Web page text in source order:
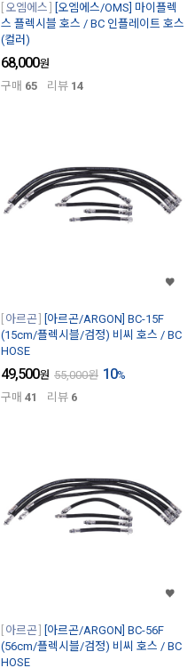
오엠에스
[오엠에스/OMS] 마이플렉
스 플렉시블 호스 / BC 인플레이트 호스
(컬러)
68,000원
구매 65 리뷰 14
아르곤
[아르곤/ARGON] BC-15F
(15cm/플렉시블/검정) 비씨 호스 / BC
HOSE
49,500원 55,000원 10%
구매 41 리뷰 6
아르곤
[아르곤/ARGON] BC-56F
(56cm/플렉시블/검정) 비씨 호스 / BC
HOSE